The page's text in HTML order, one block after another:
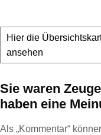
Hier die
ansehen
Sie waren
haben eine
Als „Kommentar“